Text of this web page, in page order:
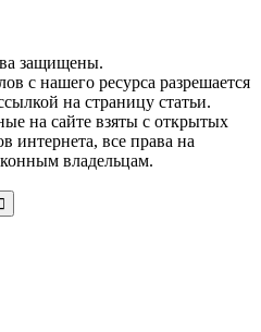
защищены.
с нашего ресурса разрешается
на страницу статьи.
на сайте взяты с открытых
интернета, все права на
владельцам.